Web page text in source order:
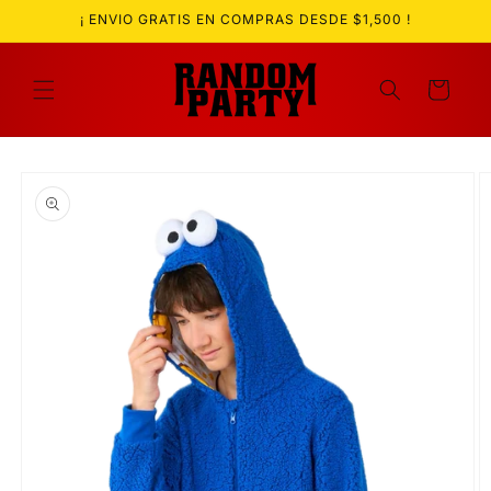
directamente
al contenido
¡ ENVIO GRATIS EN COMPRAS DESDE $1,500 !
Carrito
a la
información